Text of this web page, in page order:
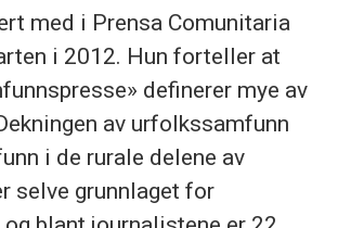
med i Prensa Comunitaria
i 2012. Hun forteller at
definerer mye av
av urfolkssamfunn
i de rurale delene av
selve grunnlaget for